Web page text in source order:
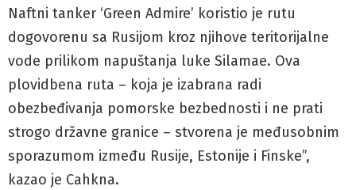
Naftni tanker ‘Green Admire’ koristio je rutu
dogovorenu sa Rusijom kroz njihove teritorijalne
vode prilikom napuštanja luke Silamae. Ova
plovidbena ruta – koja je izabrana radi
obezbeđivanja pomorske bezbednosti i ne prati
strogo državne granice – stvorena je međusobnim
sporazumom između Rusije, Estonije i Finske”,
kazao je Cahkna.